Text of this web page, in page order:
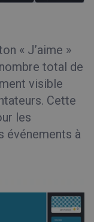
« J’aime »
total de
visible
Cette
les
événements à